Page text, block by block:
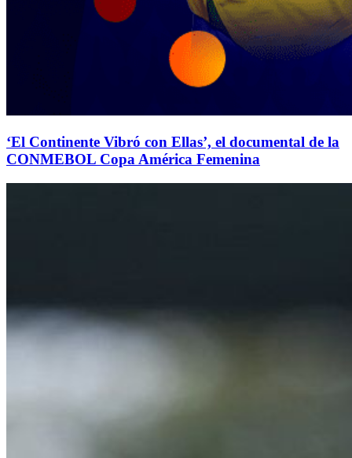
‘El Continente Vibró con Ellas’, el documental de la
CONMEBOL Copa América Femenina